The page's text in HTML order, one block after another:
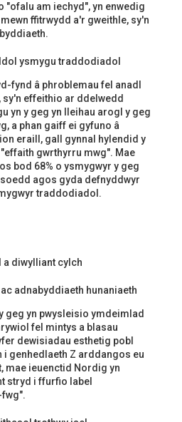
"ofalu am iechyd", yn enwedig
ffitrwydd a'r gweithle, sy'n
ysmygu traddodiadol
fynd â phroblemau fel anadl
effeithio ar ddelwedd
yn y geg yn lleihau arogl y geg
a phan gaiff ei gyfuno â
eraill, gall gynnal hylendid y
gwrthyrru mwg". Mae
bod 68% o ysmygwyr y geg
agos gyda defnyddwyr
traddodiadol.
diwylliant cylch
adnabyddiaeth hunaniaeth
geg yn pwysleisio ymdeimlad
fel mintys a blasau
dewisiadau esthetig pobl
genhedlaeth Z arddangos eu
mae ieuenctid Nordig yn
stryd i ffurfio label